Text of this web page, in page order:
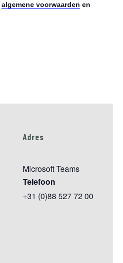
algemene voorwaarden en
Adres
Microsoft Teams
Telefoon
+31 (0)88 527 72 00